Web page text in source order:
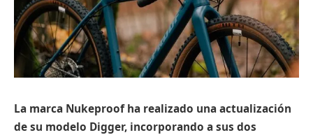
La marca Nukeproof ha realizado una actualización
de su modelo Digger, incorporando a sus dos